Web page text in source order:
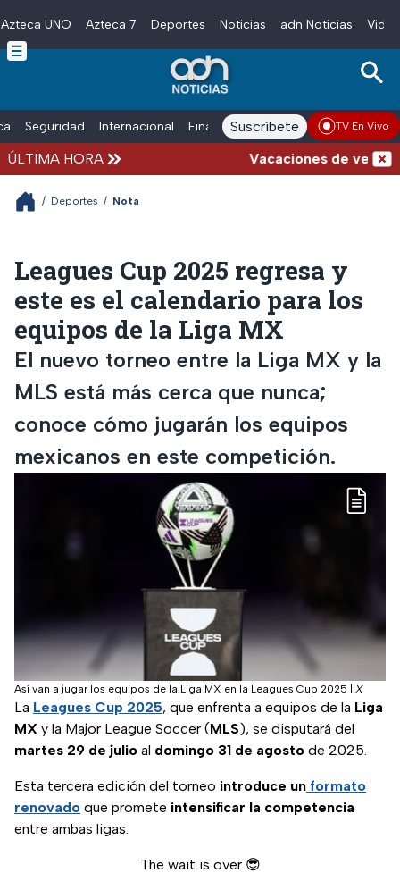
Skip to main content
Azteca UNO Azteca 7 Deportes Noticias adn Noticias
Seguridad Internacional Finanzas adn Noticias Radio
Suscríbete TV En Vivo
ÚLTIMA HORA Vacaciones de verano
/ Deportes / Nota
Leagues Cup 2025 regresa y
este es el calendario para los
equipos de la Liga MX
El nuevo torneo entre la Liga MX y la
MLS está más cerca que nunca;
conoce cómo jugarán los equipos
mexicanos en este competición.
Así van a jugar los equipos de la Liga MX en la Leagues Cup 2025 X
La Leagues Cup 2025, que enfrenta a equipos de la Liga
MX y la Major League Soccer (MLS), se disputará del
martes 29 de julio al domingo 31 de agosto de 2025.
Esta tercera edición del torneo introduce un formato
renovado que promete intensificar la competencia
entre ambas ligas.
The wait is over 😎